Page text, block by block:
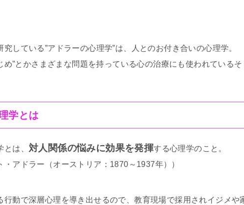
究している”アドラーの心理学”は、人とのお付き合いの心理学。
め”とかさまざまな問題を持っている心の治療にも使われているそ
学とは
は、 対人関係の悩みに効果を発揮する心理学のこと。
・アドラー（オーストリア：1870～1937年））
行動で深層心理を導き出せるので、教育現場で採用されイジメや